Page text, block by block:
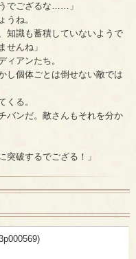
でござるな……」
うね。
知識も蓄積していないようで
せんね」
アンたち。
し個体ごとは倒せない敵では
くる。
バンだ。敵さんもそれを分か
突破するでござる！」